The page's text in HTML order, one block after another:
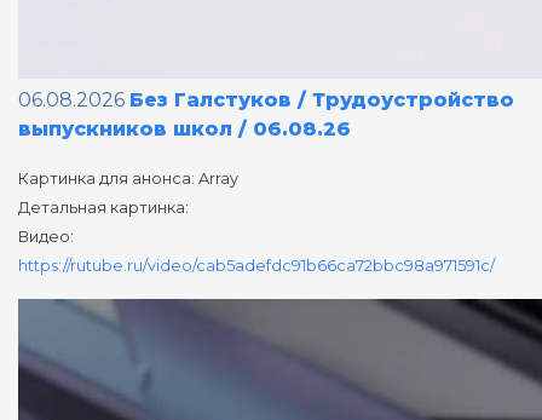
06.08.2026 Без Галстуков / Трудоустройство
выпускников школ / 06.08.26
Картинка для анонса: Array
Детальная картинка:
Видео:
https://rutube.ru/video/cab5adefdc91b66ca72bbc98a971591c/